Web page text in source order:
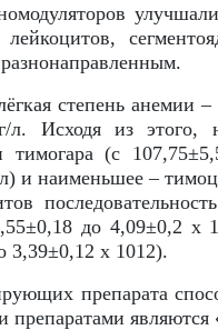
лейкоцитов,
степень анемии
Исходя из этого,
тимогара (с
и наименьшее –
до 4,09±0,2 х
3,39±0,12 х 1012).
препарата
являются